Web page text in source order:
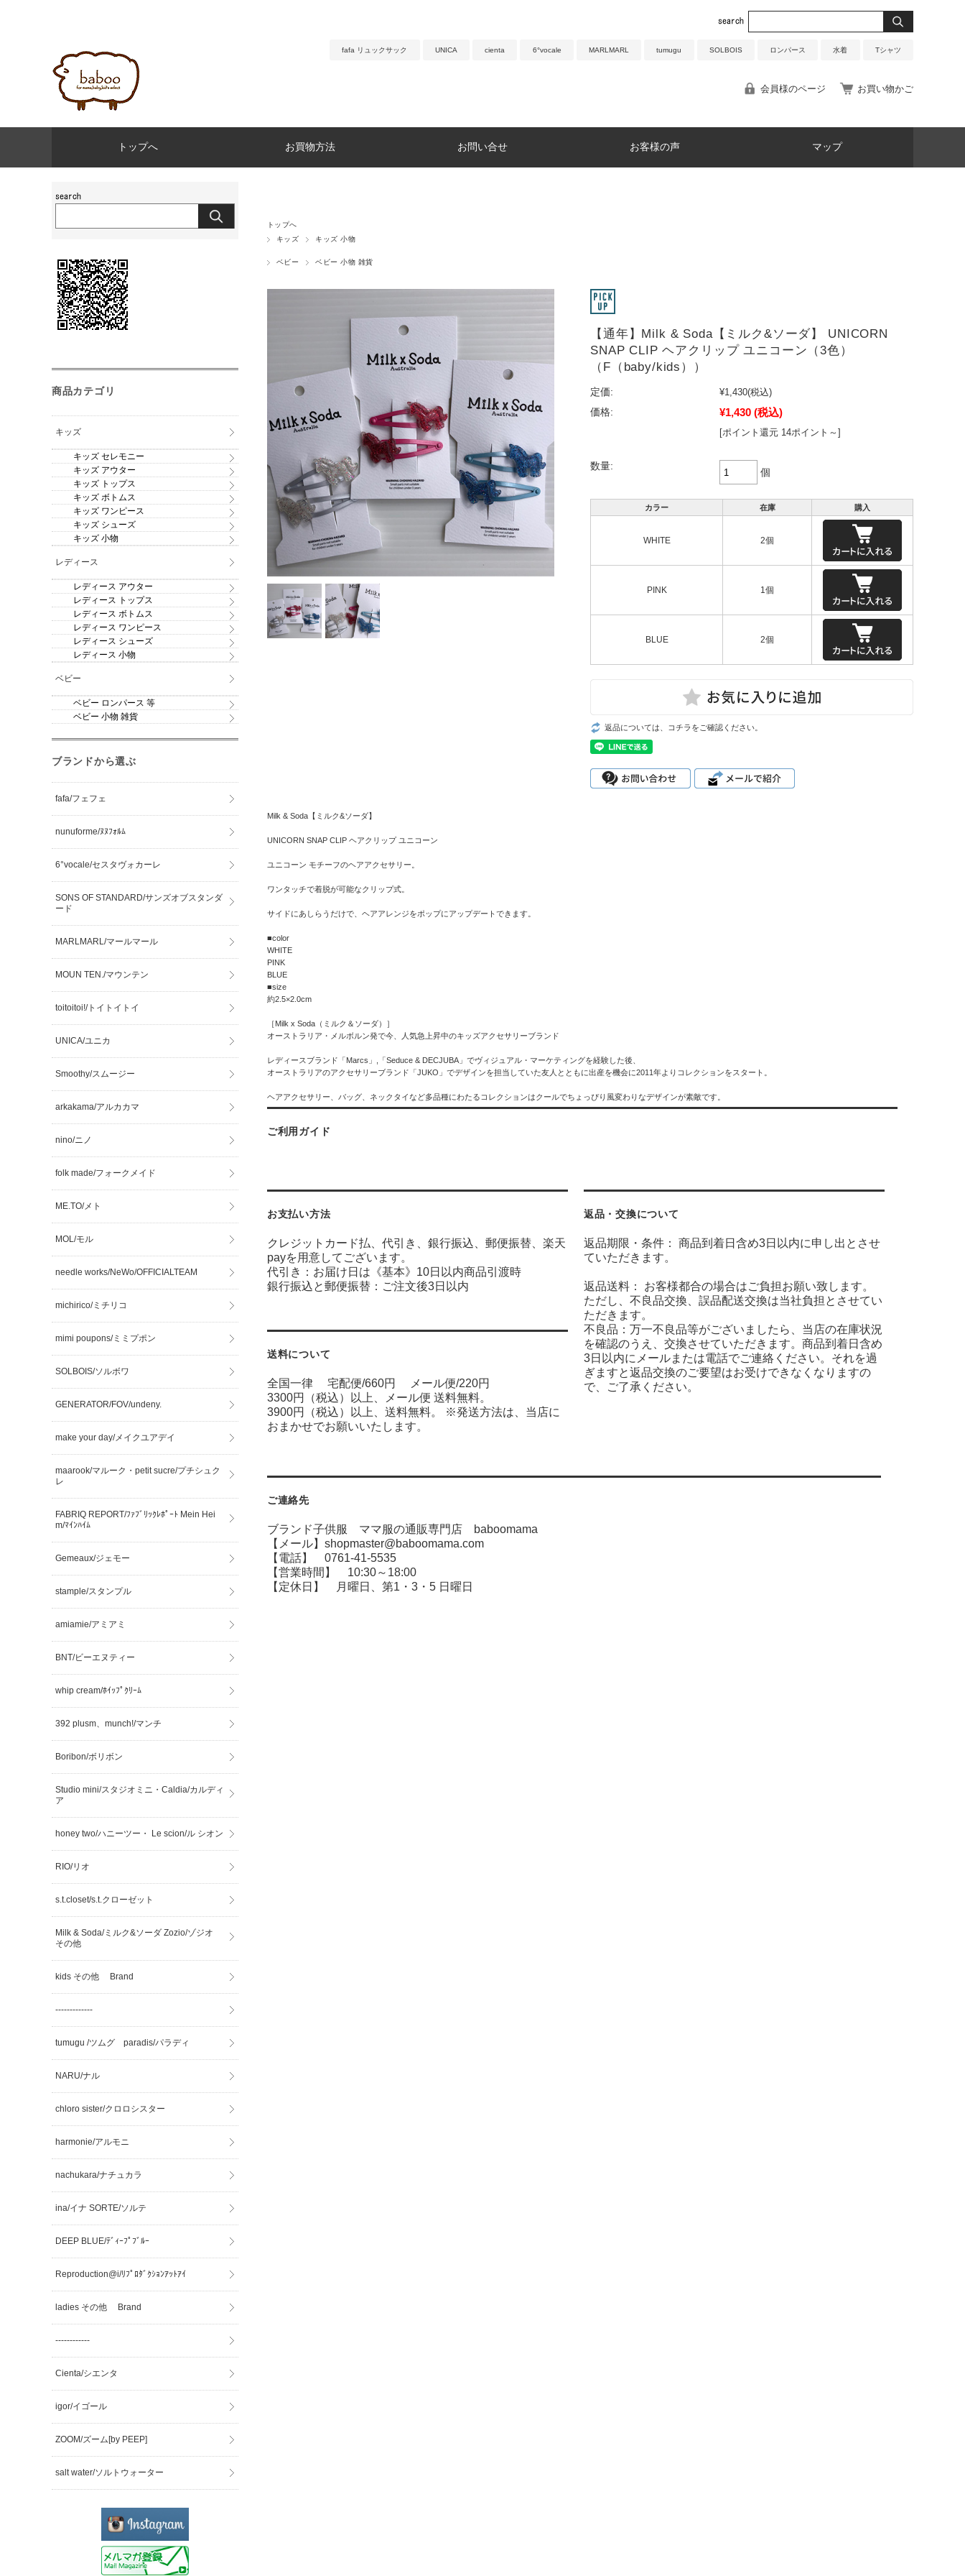
fafa リュックサック UNICA cienta 6°vocale MARLMARL tumugu SOLBOIS ロンパース 水着 Tシャツ
会員様のページ お買い物かご
トップへ お買物方法 お問い合せ お客様の声 マップ
トップへ
キッズ
キッズ 小物
ベビー ベビー 小物 雑貨
【通年】Milk & Soda【ミルク&ソーダ】 UNICORN
SNAP CLIP ヘアクリップ ユニコーン（3色）
（F（baby/kids））
定価: ¥1,430(税込)
価格:
¥1,430 (税込)
[ポイント還元 14ポイント～]
数量:
個
カラー 在庫 購入
WHITE 2個
PINK 1個
BLUE 2個
返品については、コチラをご確認ください。
Milk & Soda【ミルク&ソーダ】
UNICORN SNAP CLIP ヘアクリップ ユニコーン
ユニコーン モチーフのヘアアクセサリー。
ワンタッチで着脱が可能なクリップ式。
サイドにあしらうだけで、ヘアアレンジをポップにアップデートできます。
■color
WHITE
PINK
BLUE
■size
約2.5×2.0cm
［Milk x Soda（ミルク＆ソーダ）］
オーストラリア・メルボルン発で今、人気急上昇中のキッズアクセサリーブランド
レディースブランド「Marcs」,「Seduce & DECJUBA」でヴィジュアル・マーケティングを経験した後、
オーストラリアのアクセサリーブランド「JUKO」でデザインを担当していた友人とともに出産を機会に2011年よりコレクションをスタート。
ヘアアクセサリー、バッグ、ネックタイなど多品種にわたるコレクションはクールでちょっぴり風変わりなデザインが素敵です。
ご利用ガイド
お支払い方法
クレジットカード払、代引き、銀行振込、郵便振替、楽天
payを用意してございます。
代引き：お届け日は《基本》10日以内商品引渡時
銀行振込と郵便振替：ご注文後3日以内
送料について
全国一律 宅配便/660円 メール便/220円
3300円（税込）以上、メール便 送料無料。
3900円（税込）以上、送料無料。 ※発送方法は、当店に
おまかせでお願いいたします。
返品・交換について
返品期限・条件： 商品到着日含め3日以内に申し出とさせ
ていただきます。
返品送料： お客様都合の場合はご負担お願い致します。
ただし、不良品交換、誤品配送交換は当社負担とさせてい
ただきます。
不良品：万一不良品等がございましたら、当店の在庫状況
を確認のうえ、交換させていただきます。商品到着日含め
3日以内にメールまたは電話でご連絡ください。それを過
ぎますと返品交換のご要望はお受けできなくなりますの
で、ご了承ください。
ご連絡先
ブランド子供服 ママ服の通販専門店 baboomama
【メール】shopmaster@baboomama.com
【電話】 0761-41-5535
【営業時間】 10:30～18:00
【定休日】 月曜日、第1・3・5 日曜日
商品カテゴリ
キッズ
キッズ セレモニー
キッズ アウター
キッズ トップス
キッズ ボトムス
キッズ ワンピース
キッズ シューズ
キッズ 小物
レディース
レディース アウター
レディース トップス
レディース ボトムス
レディース ワンピース
レディース シューズ
レディース 小物
ベビー
ベビー ロンパース 等
ベビー 小物 雑貨
ブランドから選ぶ
fafa/フェフェ
nunuforme/ﾇﾇﾌｫﾙﾑ
6°vocale/セスタヴォカーレ
SONS OF STANDARD/サンズオブスタンダ
ード
MARLMARL/マールマール
MOUN TEN./マウンテン
toitoitoi!/トイトイトイ
UNICA/ユニカ
Smoothy/スムージー
arkakama/アルカカマ
nino/ニノ
folk made/フォークメイド
ME.TO/メト
MOL/モル
needle works/NeWo/OFFICIALTEAM
michirico/ミチリコ
mimi poupons/ミミプポン
SOLBOIS/ソルボワ
GENERATOR/FOV/undeny.
make your day/メイクユアデイ
maarook/マルーク・petit sucre/プチシュク
レ
FABRIQ REPORT/ﾌｧﾌﾞﾘｯｸﾚﾎﾟｰﾄ Mein Hei
m/ﾏｲﾝﾊｲﾑ
Gemeaux/ジェモー
stample/スタンプル
amiamie/アミアミ
BNT/ビーエヌティー
whip cream/ﾎｲｯﾌﾟｸﾘｰﾑ
392 plusm、munch!/マンチ
Boribon/ボリボン
Studio mini/スタジオミニ・Caldia/カルディ
ア
honey two/ハニーツー・ Le scion/ル シオン
RIO/リオ
s.t.closet/s.t.クローゼット
Milk & Soda/ミルク&ソーダ Zozio/ゾジオ
その他
kids その他 Brand
-------------
tumugu /ツムグ paradis/パラディ
NARU/ナル
chloro sister/クロロシスター
harmonie/アルモニ
nachukara/ナチュカラ
ina/イナ SORTE/ソルテ
DEEP BLUE/ﾃﾞｨｰﾌﾟﾌﾞﾙｰ
Reproduction@i/ﾘﾌﾟﾛﾀﾞｸｼｮﾝｱｯﾄｱｲ
ladies その他 Brand
------------
Cienta/シエンタ
igor/イゴール
ZOOM/ズーム[by PEEP]
salt water/ソルトウォーター